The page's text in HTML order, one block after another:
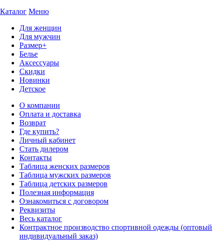
Каталог Меню
Для женщин
Для мужчин
Размер+
Белье
Аксессуары
Скидки
Новинки
Детское
О компании
Оплата и доставка
Возврат
Где купить?
Личный кабинет
Стать дилером
Контакты
Таблица женских размеров
Таблица мужских размеров
Таблица детских размеров
Полезная информация
Ознакомиться с договором
Реквизиты
Весь каталог
Контрактное производство спортивной одежды (оптовый
индивидуальный заказ)